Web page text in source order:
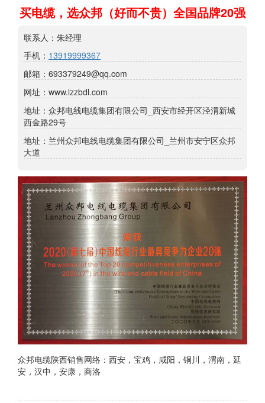
买电缆，选众邦（好而不贵）全国品牌20强
联系人：朱经理
手机： 13919999367
邮箱：693379249@qq.com
网址：www.lzzbdl.com
地址：众邦电线电缆集团有限公司_西安市经开区泾渭新城
西金路29号
地址：兰州众邦电线电缆集团有限公司_兰州市安宁区众邦
大道
众邦电缆陕西销售网络：西安，宝鸡，咸阳，铜川，渭南，延
安，汉中，安康，商洛